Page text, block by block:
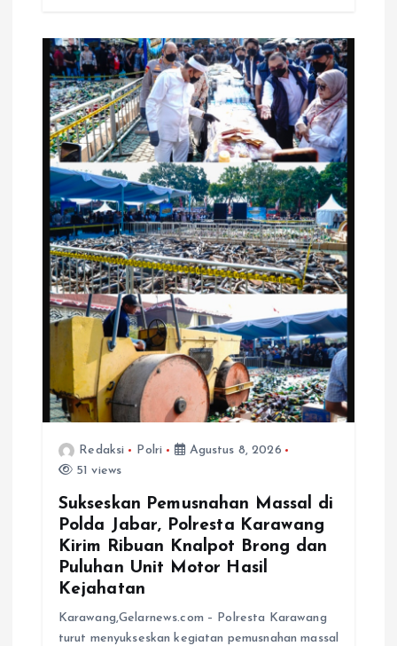
Redaksi Polri
Agustus 8, 2026
51 views
Sukseskan Pemusnahan Massal di
Polda Jabar, Polresta Karawang
Kirim Ribuan Knalpot Brong dan
Puluhan Unit Motor Hasil
Kejahatan
Karawang,Gelarnews.com – Polresta Karawang
turut menyukseskan kegiatan pemusnahan massal